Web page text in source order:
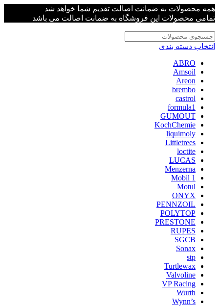
همه محصولات به ضمانت اصالت تقدیم شما خواهد شد
تمامی محصولات این فروشگاه به ضمانت اصالت می باشد
انتخاب دسته بندی
ABRO
Amsoil
Areon
brembo
castrol
formula1
GUMOUT
KochChemie
liquimoly
Littletrees
loctite
LUCAS
Menzerna
Mobil 1
Motul
ONYX
PENNZOIL
POLYTOP
PRESTONE
RUPES
SGCB
Sonax
stp
Turtlewax
Valvoline
VP Racing
Wurth
Wynn’s